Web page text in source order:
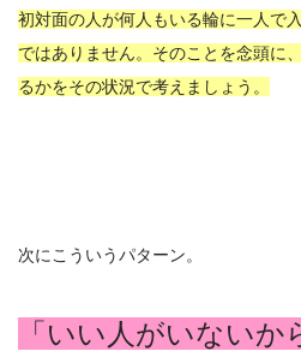
初対面の人が何人もいる輪に一人で
ではありません。そのことを念頭に
るかをその状況で考えましょう。
次にこういうパターン。
「いい人がいないか